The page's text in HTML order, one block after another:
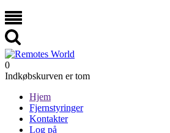
0
Indkøbskurven er tom
Hjem
Fjernstyringer
Kontakter
Log på